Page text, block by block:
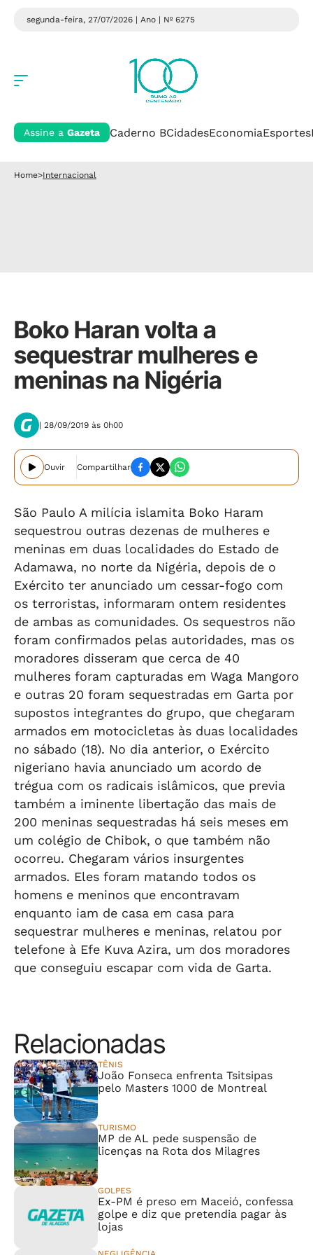
segunda-feira, 27/07/2026 | Ano | Nº 6275
Assine a Gazeta Caderno BCidadesEconomiaEsportes
Home>Internacional
Boko Haran volta a
sequestrar mulheres e
meninas na Nigéria
| 28/09/2019 às 0h00
Ouvir Compartilhar
São Paulo A milícia islamita Boko Haram
sequestrou outras dezenas de mulheres e
meninas em duas localidades do Estado de
Adamawa, no norte da Nigéria, depois de o
Exército ter anunciado um cessar-fogo com
os terroristas, informaram ontem residentes
de ambas as comunidades. Os sequestros não
foram confirmados pelas autoridades, mas os
moradores disseram que cerca de 40
mulheres foram capturadas em Waga Mangoro
e outras 20 foram sequestradas em Garta por
supostos integrantes do grupo, que chegaram
armados em motocicletas às duas localidades
no sábado (18). No dia anterior, o Exército
nigeriano havia anunciado um acordo de
trégua com os radicais islâmicos, que previa
também a iminente libertação das mais de
200 meninas sequestradas há seis meses em
um colégio de Chibok, o que também não
ocorreu. Chegaram vários insurgentes
armados. Eles foram matando todos os
homens e meninos que encontravam
enquanto iam de casa em casa para
sequestrar mulheres e meninas, relatou por
telefone à Efe Kuva Azira, um dos moradores
que conseguiu escapar com vida de Garta.
Relacionadas
TÊNIS
João Fonseca enfrenta Tsitsipas
pelo Masters 1000 de Montreal
TURISMO
MP de AL pede suspensão de
licenças na Rota dos Milagres
GOLPES
Ex-PM é preso em Maceió, confessa
golpe e diz que pretendia pagar às
lojas